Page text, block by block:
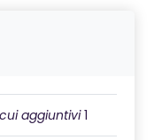
aggiuntivi1